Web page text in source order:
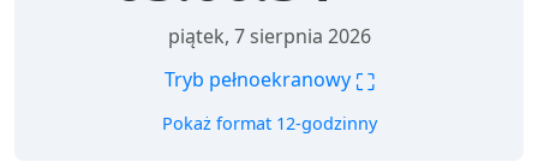
piątek, 7 sierpnia 2026
Tryb pełnoekranowy ⛶
Pokaż format 12-godzinny